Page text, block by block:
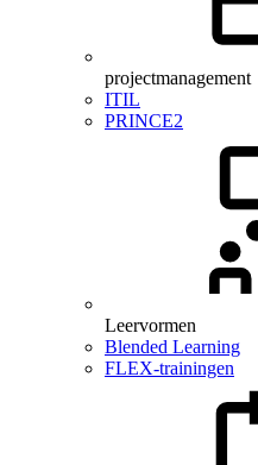
projectmanagement
ITIL
PRINCE2
Leervormen
Blended Learning
FLEX-trainingen